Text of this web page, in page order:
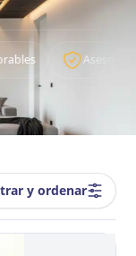
y ordenar